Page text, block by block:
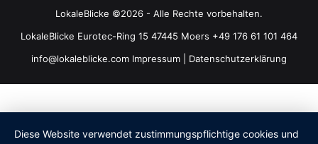
LokaleBlicke ©2026 - Alle Rechte vorbehalten.
LokaleBlicke Eurotec-Ring 15 47445 Moers +49 176 61 101 464
info@lokaleblicke.com Impressum Datenschutzerklärung
Diese Website verwendet zustimmungspflichtige cookies und